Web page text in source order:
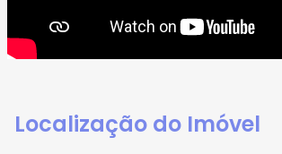
Localização do Imóvel